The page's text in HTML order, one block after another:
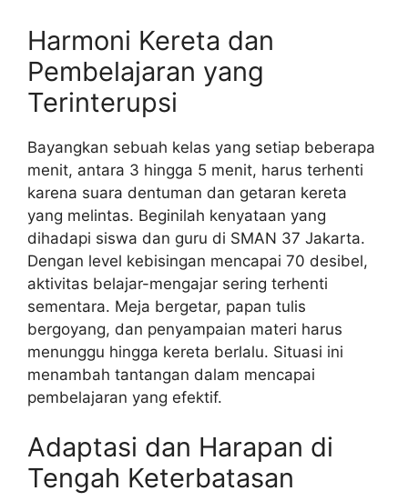
Harmoni Kereta dan
Pembelajaran yang
Terinterupsi
Bayangkan sebuah kelas yang setiap beberapa
menit, antara 3 hingga 5 menit, harus terhenti
karena suara dentuman dan getaran kereta
yang melintas. Beginilah kenyataan yang
dihadapi siswa dan guru di SMAN 37 Jakarta.
Dengan level kebisingan mencapai 70 desibel,
aktivitas belajar-mengajar sering terhenti
sementara. Meja bergetar, papan tulis
bergoyang, dan penyampaian materi harus
menunggu hingga kereta berlalu. Situasi ini
menambah tantangan dalam mencapai
pembelajaran yang efektif.
Adaptasi dan Harapan di
Tengah Keterbatasan